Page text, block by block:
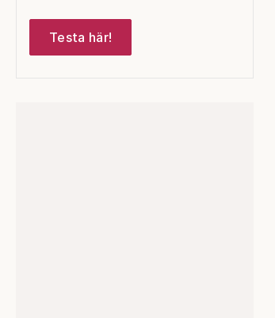
Testa här!